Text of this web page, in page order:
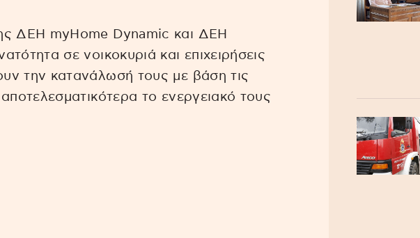
ΔΕΗ myHome Dynamic και ΔΕΗ
σε νοικοκυριά και επιχειρήσεις
την κατανάλωσή τους με βάση τις
το ενεργειακό τους